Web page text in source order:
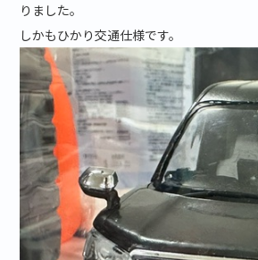
りました。
しかもひかり交通仕様です。